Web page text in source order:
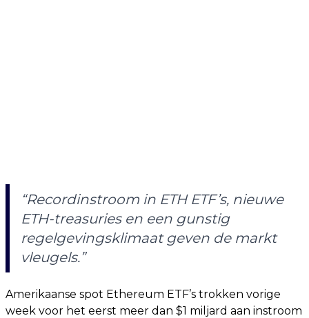
“Recordinstroom in ETH ETF’s, nieuwe
ETH-treasuries en een gunstig
regelgevingsklimaat geven de markt
vleugels.”
Amerikaanse spot Ethereum ETF’s trokken vorige
week voor het eerst meer dan $1 miljard aan instroom